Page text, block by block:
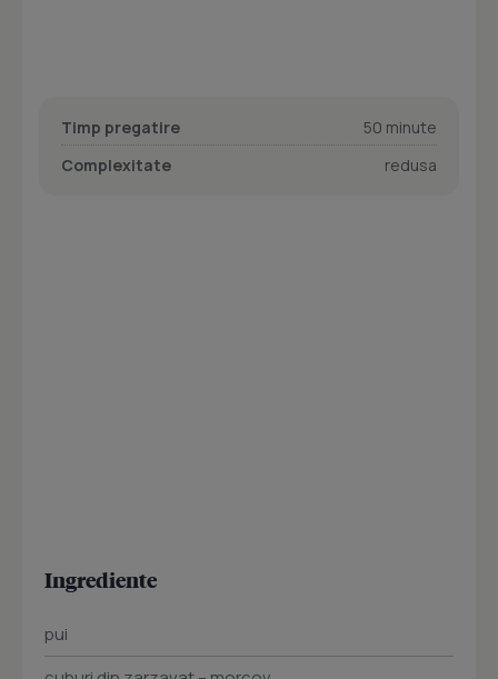
Timp pregatire
50 minute
Complexitate
redusa
Ingrediente
pui